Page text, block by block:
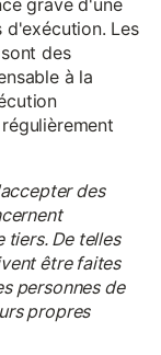
grave d'une
d'exécution. Les
des
à la
des
De telles
être faites
personnes de
propres